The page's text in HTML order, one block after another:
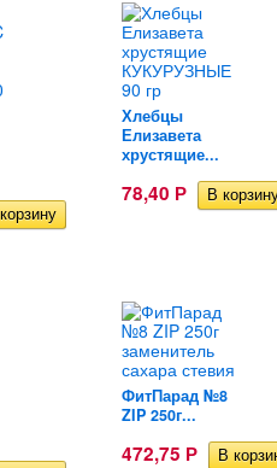
Хлебцы
Елизавета
хрустящие...
78,40 Р
ФитПарад №8
ZIP 250г...
472,75 Р